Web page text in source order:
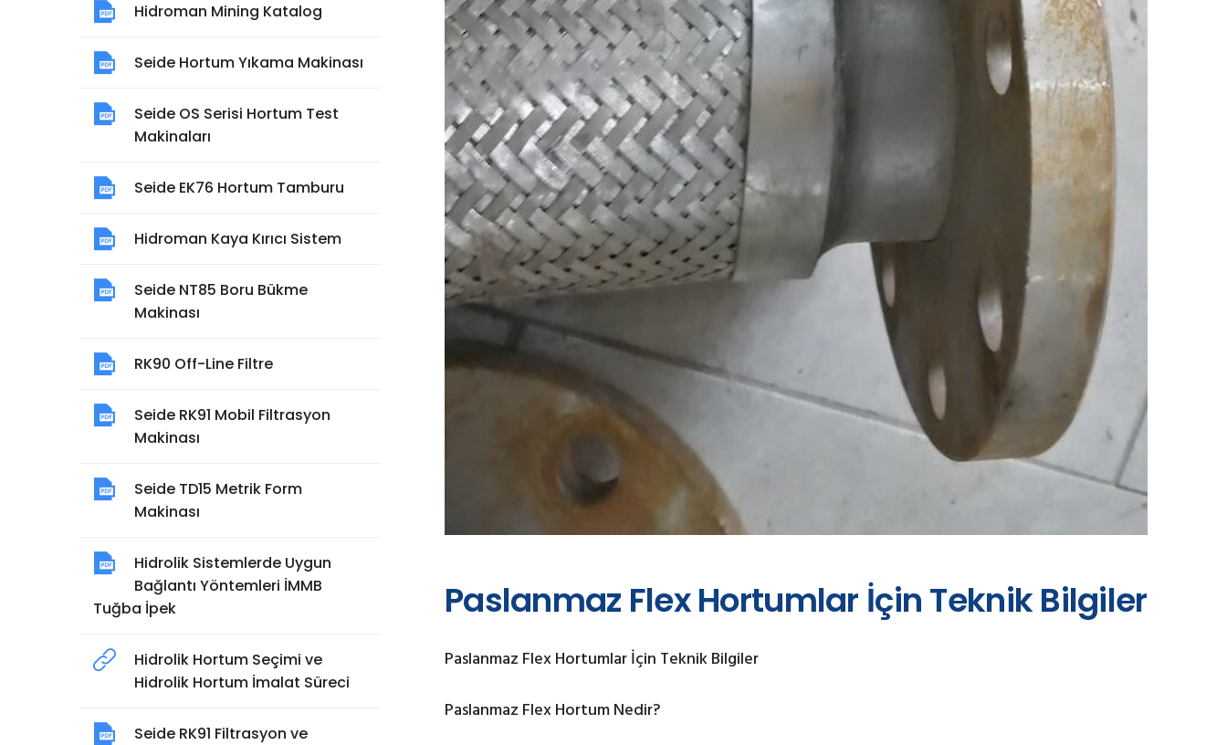
Paslanmaz Flex Hortumlar İçin Teknik Bilgiler
Paslanmaz Flex Hortumlar İçin Teknik Bilgiler
Paslanmaz Flex Hortum Nedir?
Hidroman Mining Katalog
Seide Hortum Yıkama Makinası
Seide OS Serisi Hortum Test
Makinaları
Seide EK76 Hortum Tamburu
Hidroman Kaya Kırıcı Sistem
Seide NT85 Boru Bükme
Makinası
RK90 Off-Line Filtre
Seide RK91 Mobil Filtrasyon
Makinası
Seide TD15 Metrik Form
Makinası
Hidrolik Sistemlerde Uygun
Bağlantı Yöntemleri İMMB
Tuğba İpek
Hidrolik Hortum Seçimi ve
Hidrolik Hortum İmalat Süreci
Seide RK91 Filtrasyon ve